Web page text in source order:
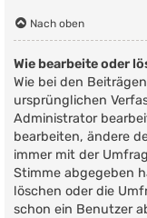
Nach oben
Wie bearbeite oder
Wie bei den
ursprünglichen
Administrator
bearbeiten, ändere
immer mit der
Stimme abgegeben
löschen oder die
schon ein Benutzer